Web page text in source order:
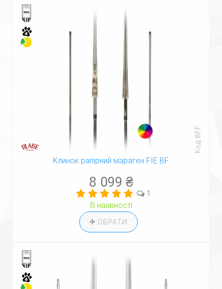
Код: BFF
Клинок рапірний мараген FIE BF
8 099 ₴
1
В наявності
ОБРАТИ